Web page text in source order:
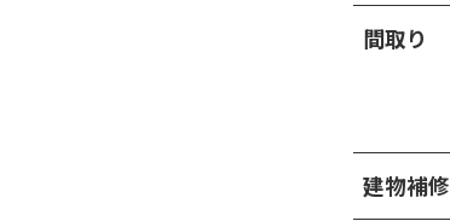
間取り
建物補修